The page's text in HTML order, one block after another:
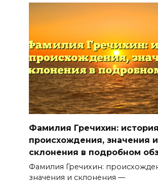
Фамилия Гречихин: история
происхождения, значения и
склонения в подробном
Фамилия Гречихин:
значения и склонения —